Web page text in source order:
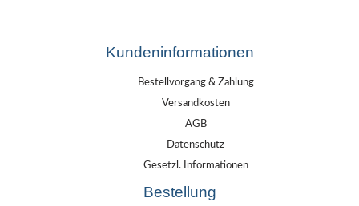
Kundeninformationen
Bestellvorgang & Zahlung
Versandkosten
AGB
Datenschutz
Gesetzl. Informationen
Bestellung